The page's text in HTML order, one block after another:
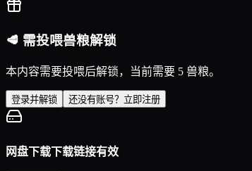
🥩 需投喂兽粮解锁
本内容需要投喂后解锁，当前需要 5 兽粮。
登录并解锁 还没有账号？立即注册
网盘下载下载链接有效